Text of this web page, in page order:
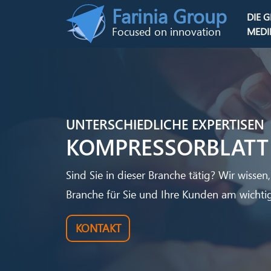
Skip to main content Farinia Group
Focused on innovation
Main
DIE
UNTERSCHIEDLICHE EXPERTISEN
KOMPRESSORBLATT
Sind Sie in dieser Branche tätig? Wir
Branche für Sie und Ihre Kunden am
KONTAKT